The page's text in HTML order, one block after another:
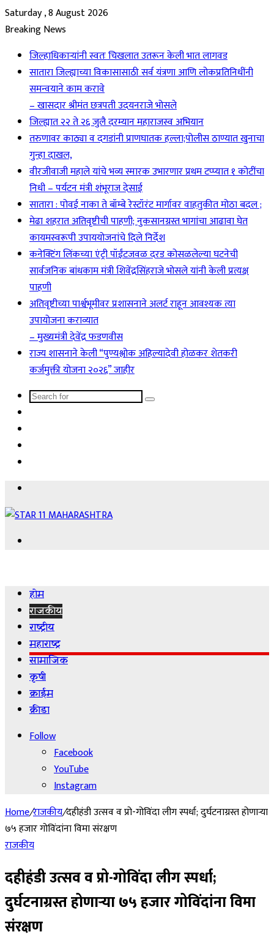
Saturday , 8 August 2026
Breaking News
जिल्हाधिकाऱ्यांनी स्वतः चिखलात उतरून केली भात लागवड
सातारा जिल्ह्याच्या विकासासाठी सर्व यंत्रणा आणि लोकप्रतिनिधींनी
समन्वयाने काम करावे
– खासदार श्रीमंत छत्रपती उदयनराजे भोसले
जिल्ह्यात २२ ते २६ जुलै दरम्यान महाराजस्व अभियान
तरुणावर काठ्या व दगडांनी प्राणघातक हल्ला;पोलीस ठाण्यात खुनाचा
गुन्हा दाखल,
वीरजीवाजी महाले यांचे भव्य स्मारक उभारणार प्रथम टप्प्यात १ कोटींचा
निधी – पर्यटन मंत्री शंभूराज देसाई
सातारा : पोवई नाका ते बॉम्बे रेस्टॉरंट मार्गावर वाहतुकीत मोठा बदल ;
मेढा शहरात अतिवृष्टीची पाहणी; नुकसानग्रस्त भागांचा आढावा घेत
कायमस्वरूपी उपाययोजनांचे दिले निर्देश
कनेक्टिंग लिंकच्या एंट्री पॉईंटजवळ दरड कोसळलेल्या घटनेची
सार्वजनिक बांधकाम मंत्री शिवेंद्रसिंहराजे भोसले यांनी केली प्रत्यक्ष
पाहणी
अतिवृष्टीच्या पार्श्वभूमीवर प्रशासनाने अलर्ट राहून आवश्यक त्या
उपायोजना कराव्यात
– मुख्यमंत्री देवेंद्र फडणवीस
राज्य शासनाने केली “पुण्यश्लोक अहिल्यादेवी होळकर शेतकरी
कर्जमुक्ती योजना २०२६” जाहीर
Search
होम
राजकीय
राष्ट्रीय
महाराष्ट्र
सामाजिक
कृषी
क्राईम
क्रीडा
Follow
Facebook
YouTube
Instagram
Home/राजकीय/दहीहंडी उत्सव व प्रो-गोविंदा लीग स्पर्धा; दुर्घटनाग्रस्त होणाऱ्या
७५ हजार गोविंदांना विमा संरक्षण
राजकीय
दहीहंडी उत्सव व प्रो-गोविंदा लीग स्पर्धा;
दुर्घटनाग्रस्त होणाऱ्या ७५ हजार गोविंदांना विमा
संरक्षण